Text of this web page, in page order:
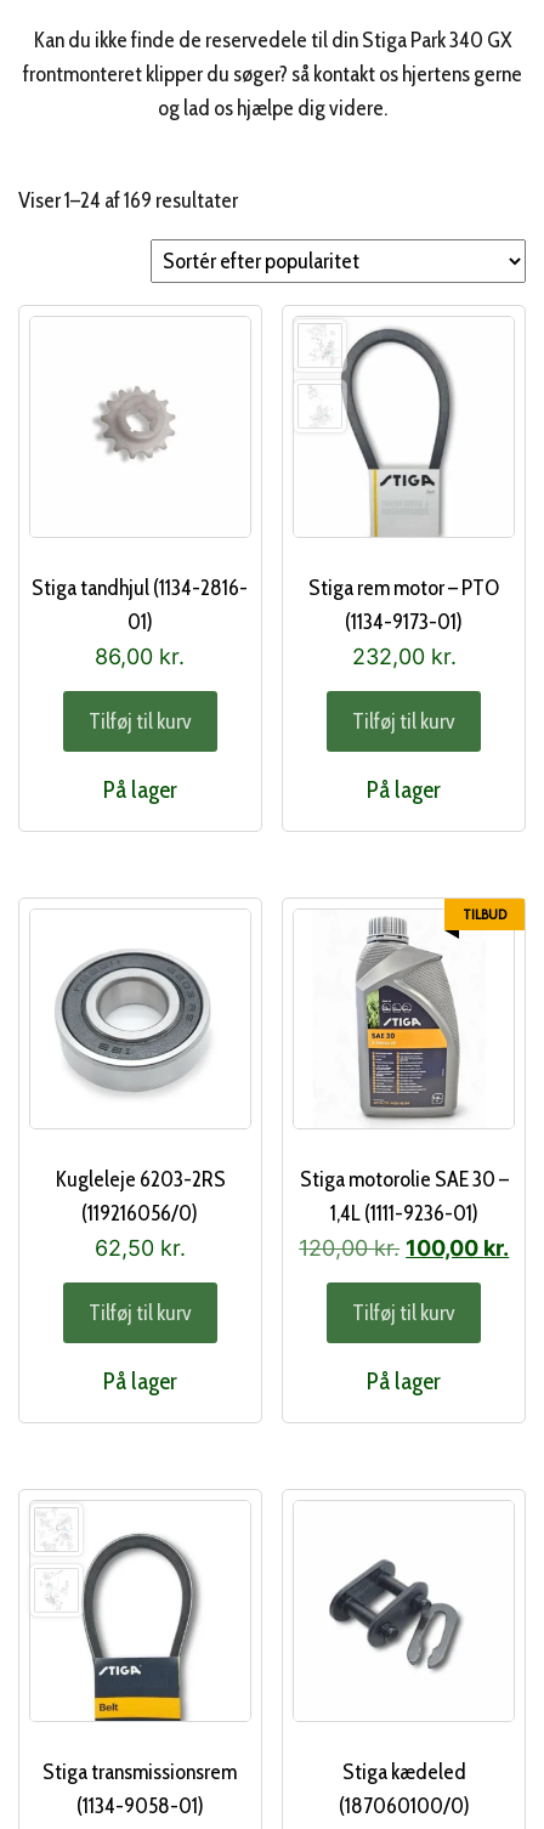
Kan du ikke finde de reservedele til din Stiga Park 340 GX
frontmonteret klipper du søger? så kontakt os hjertens gerne
og lad os hjælpe dig videre.
Viser 1–24 af 169 resultaterSorteret
efter
popularitet
Stiga tandhjul (1134-2816-
01)
86,00 kr.
Tilføj til kurv
På lager
Stiga rem motor – PTO
(1134-9173-01)
232,00 kr.
Tilføj til kurv
På lager
Kugleleje 6203-2RS
(119216056/0)
62,50 kr.
Tilføj til kurv
På lager
TILBUD
Stiga motorolie SAE 30 –
1,4L (1111-9236-01)
120,00kr. Den
oprindelige
pris
var:
120,00 kr..
100,00 kr.
Tilføj til kurv
På lager
Stiga transmissionsrem
(1134-9058-01)
Stiga kædeled
(187060100/0)